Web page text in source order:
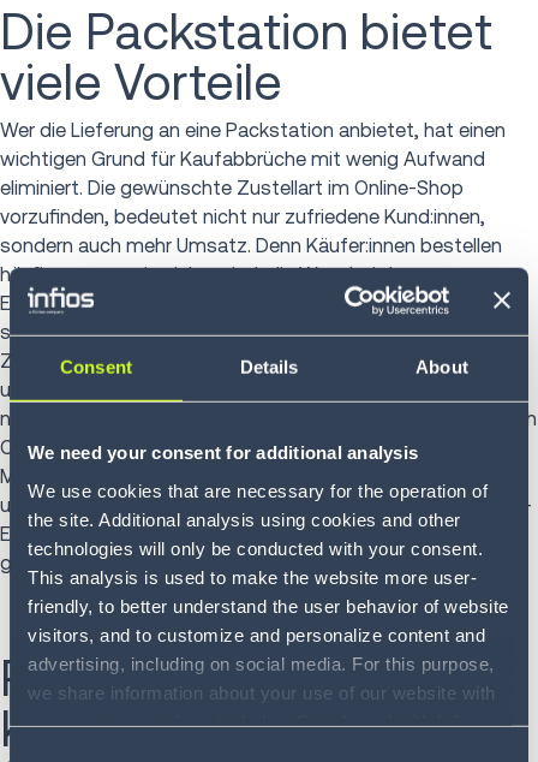
Consent Details About
We need your consent for additional analysis
We use cookies that are necessary for the operation of
the site. Additional analysis using cookies and other
technologies will only be conducted with your consent.
This analysis is used to make the website more user-
friendly, to better understand the user behavior of website
visitors, and to customize and personalize content and
advertising, including on social media. For this purpose,
we share information about your use of our website with
Consent
Die Packstation bietet
viele Vorteile
Wer die Lieferung an eine Packstation anbietet, hat einen
wichtigen Grund für Kaufabbrüche mit wenig Aufwand
eliminiert. Die gewünschte Zustellart im Online-Shop
vorzufinden, bedeutet nicht nur zufriedene Kund:innen,
sondern auch mehr Umsatz. Denn Käufer:innen bestellen
häufiger, wenn sie sicher sind, die Ware bei der
Erstzustellung zu erhalten, auch wenn sie nicht zu Hause
sind. Ein weiterer Vorteil der Packstation: Wenn die
Zustellquote wächst, sinken auch Ihre Kosten für Retouren
und Wiederversendung. Und damit ist die Packstation nicht
nur ein wichtiger Faktor, um Kosten zu senken, sondern auch
CO2-Emissionen zu sparen. Zum einen, weil
Mehrfachzustellungen wegfallen und damit unnötige Wege,
und zum anderen, weil auf der letzten Meile rund 30 % CO2-
Emissionen gegenüber einer regulären Haustürzustellung
gespart werden.
Positives
Kundenerlebnis dank